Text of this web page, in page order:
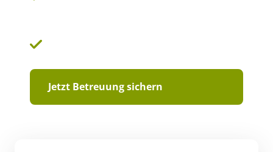
Jetzt Betreuung sichern